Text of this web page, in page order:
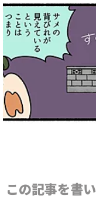
この記事を書